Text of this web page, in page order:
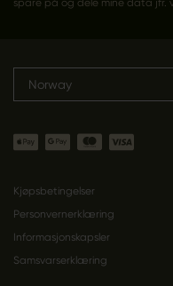
spare på og dele mine data jfr.
Norway
Kjøpsbetingelser
Personvernerklæring
Informasjonskapsler
Samsvarserklæring